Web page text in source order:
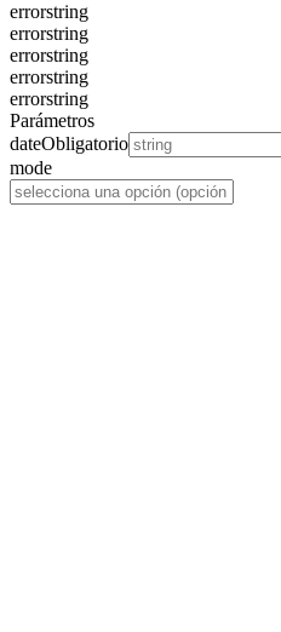
errorstring
errorstring
errorstring
errorstring
errorstring
Parámetros
dateObligatorio
mode